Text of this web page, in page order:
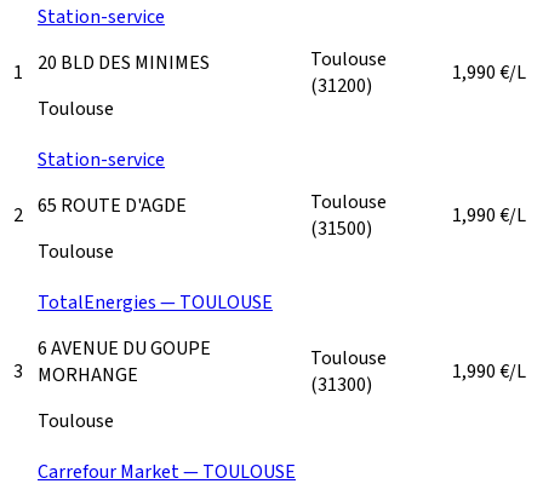
1
Station-service
20 BLD DES MINIMES
Toulouse
Toulouse
(31200)
1,990€/L
2
Station-service
65 ROUTE D'AGDE
Toulouse
Toulouse
(31500)
1,990€/L
3
TotalEnergies — TOULOUSE
6 AVENUE DU GOUPE
MORHANGE
Toulouse
Toulouse
(31300)
1,990€/L
Carrefour Market — TOULOUSE